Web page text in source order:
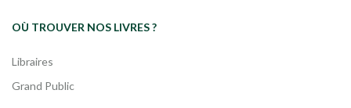
OÙ TROUVER NOS LIVRES ?
Libraires
Grand Public